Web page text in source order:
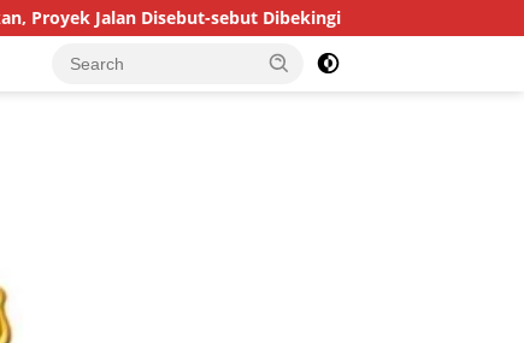
sebut Dibekingi Tokoh Masyarakat